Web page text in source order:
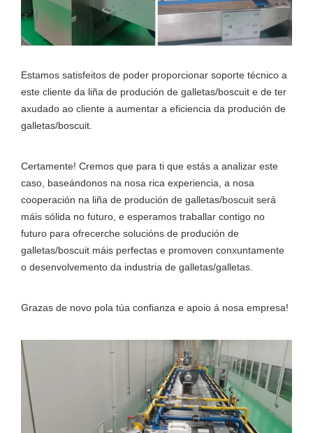
Estamos satisfeitos de poder proporcionar soporte técnico a
este cliente da liña de produción de galletas/boscuit e de ter
axudado ao cliente a aumentar a eficiencia da produción de
galletas/boscuit.
Certamente! Cremos que para ti que estás a analizar este
caso, baseándonos na nosa rica experiencia, a nosa
cooperación na liña de produción de galletas/boscuit será
máis sólida no futuro, e esperamos traballar contigo no
futuro para ofrecerche solucións de produción de
galletas/boscuit máis perfectas e promoven conxuntamente
o desenvolvemento da industria de galletas/galletas.
Grazas de novo pola túa confianza e apoio á nosa empresa!